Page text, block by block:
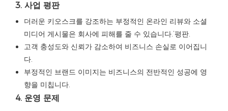
3. 사업 평판
더러운 키오스크를 강조하는 부정적인 온라인 리뷰와 소셜
미디어 게시물은 회사에 피해를 줄 수 있습니다.’평판.
고객 충성도와 신뢰가 감소하여 비즈니스 손실로 이어집니
다.
부정적인 브랜드 이미지는 비즈니스의 전반적인 성공에 영
향을 미칩니다.
4. 운영 문제